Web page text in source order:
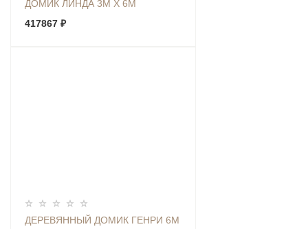
ДОМИК ЛИНДА 3М Х 6М
417867 ₽
ДЕРЕВЯННЫЙ ДОМИК ГЕНРИ 6М